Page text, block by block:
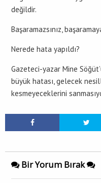
değildir.
Başaramazsınız,
Nerede hata yapıldı?
Gazeteci-yazar Mine
büyük hatası, gelecek
kesmeyeceklerini
Bir Yorum Bırak